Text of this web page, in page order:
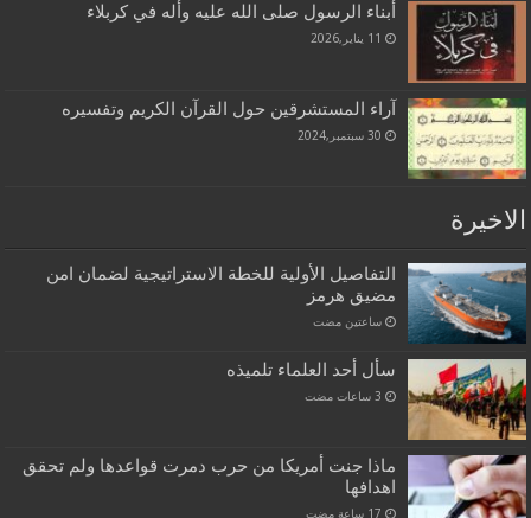
أبناء الرسول صلى الله عليه وأله في كربلاء
11 يناير,2026
آراء المستشرقين حول القرآن الكريم وتفسيره
30 سبتمبر,2024
الاخيرة
التفاصيل الأولية للخطة الاستراتيجية لضمان امن
مضيق هرمز
‏ساعتين مضت
سأل أحد العلماء تلميذه
ماذا جنت أمريكا من حرب دمرت قواعدها ولم تحقق
اهدافها